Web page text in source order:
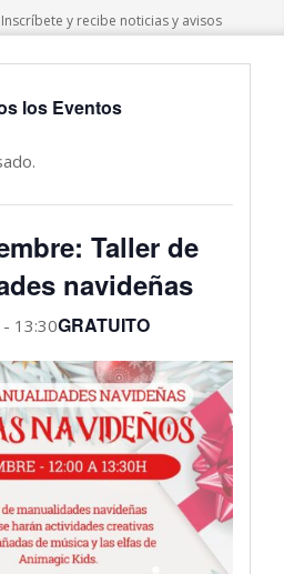
y recibe noticias y avisos
los Eventos
Taller de
navideñas
- 13:30GRATUITO